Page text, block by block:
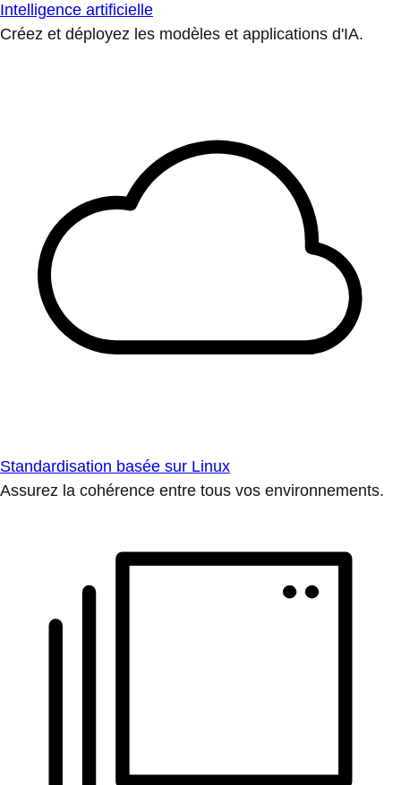
Intelligence artificielle
Créez et déployez les modèles et applications d'IA.
Standardisation basée sur Linux
Assurez la cohérence entre tous vos environnements.